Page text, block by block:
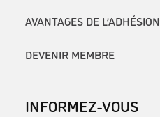
AVANTAGES DE L’ADHÉSION
DEVENIR MEMBRE
INFORMEZ-VOUS